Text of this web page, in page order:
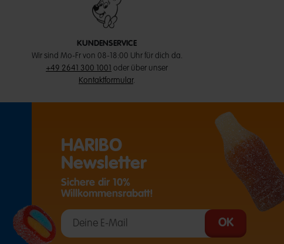
KUNDENSERVICE
Wir sind Mo-Fr von 08-18:00 Uhr für dich da.
+49 2641 300 1001
oder über unser
Kontaktformular.
(ÖFFNET EINE EXTERNE SEITE IN EINEM NEUEN TAB)
HARIBO
Newsletter
Sichere dir 10%
Willkommensrabatt!